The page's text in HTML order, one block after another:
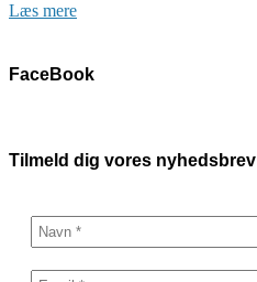
Læs mere
FaceBook
Tilmeld dig vores nyhedsbrev